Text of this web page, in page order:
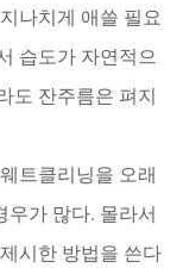
나치게 애쓸 필요
습도가 자연적으
도 잔주름은 펴지
트클리닝을 오래
우가 많다. 몰라서
시한 방법을 쓴다